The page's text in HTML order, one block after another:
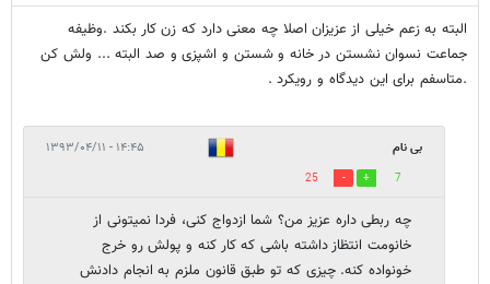
البته به زعم خیلی از عزیزان اصلا چه معنی دارد که زن کار بکند .وظیفه
جماعت نسوان نشستن در خانه و شستن و اشپزی و صد البته ... ولش کن
.متاسفم برای این دیدگاه و رویکرد .
بی نام ۱۴:۴۵ - ۱۳۹۳/۰۴/۱۱
7
25
چه ربطی داره عزیز من؟ شما ازدواج کنی، فردا نمیتونی از
خانومت انتظاز داشته باشی که کار کنه و پولش رو خرج
خونواده کنه. چیزی که تو طبق قانون ملزم به انجام دادنش